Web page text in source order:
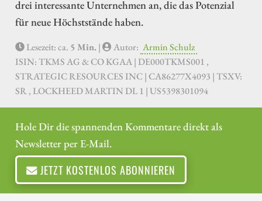
drei interessante Unternehmen an, die das Potenzial
für neue Höchststände haben.
Lesezeit: ca. 5 Min. | Autor: Armin Schulz
ISIN: TKMS AG & CO KGAA | DE000TKMS001 ,
STRATEGIC RESOURCES INC | CA86277X4093 | TSXV:
SR , LOCKHEED MARTIN DL 1 | US5398301094
Hole Dir die spannenden Kommentare direkt als
Newsletter per E-Mail.
JETZT KOSTENLOS ABONNIEREN